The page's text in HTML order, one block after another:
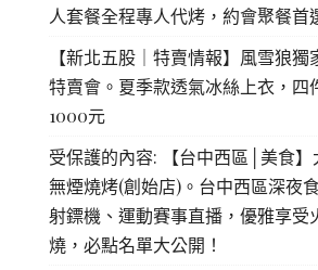
人套餐全程專人代烤，約會聚餐首
【新北五股｜特賣情報】風雪狼獨
特賣會。夏季款透氣冰絲上衣，四
1000元
受保護的內容: 【台中西區│美食】
無煙燒烤(創始店)。台中西區深夜
射鏢機、運動賽事直播，優雅享受
燒，必點名單大公開！